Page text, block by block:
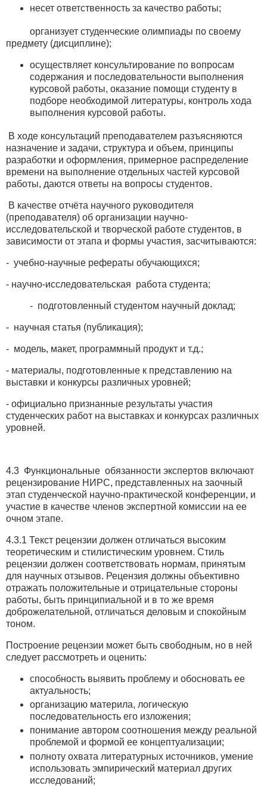
несет ответственность за качество работы;
организует студенческие олимпиады по своему
предмету (дисциплине);
осуществляет консультирование по вопросам
содержания и последовательности выполнения
курсовой работы, оказание помощи студенту в
подборе необходимой литературы, контроль хода
выполнения курсовой работы.
В ходе консультаций преподавателем разъясняются
назначение и задачи, структура и объем, принципы
разработки и оформления, примерное распределение
времени на выполнение отдельных частей курсовой
работы, даются ответы на вопросы студентов.
В качестве отчёта научного руководителя
(преподавателя) об организации научно-
исследовательской и творческой работе студентов, в
зависимости от этапа и формы участия, засчитываются:
- учебно-научные рефераты обучающихся;
- научно-исследовательская работа студента;
- подготовленный студентом научный доклад;
- научная статья (публикация);
- модель, макет, программный продукт и т.д.;
- материалы, подготовленные к представлению на
выставки и конкурсы различных уровней;
- официально признанные результаты участия
студенческих работ на выставках и конкурсах различных
уровней.
4.3 Функциональные обязанности экспертов включают
рецензирование НИРС, представленных на заочный
этап студенческой научно-практической конференции, и
участие в качестве членов экспертной комиссии на ее
очном этапе.
4.3.1 Текст рецензии должен отличаться высоким
теоретическим и стилистическим уровнем. Стиль
рецензии должен соответствовать нормам, принятым
для научных отзывов. Рецензия должны объективно
отражать положительные и отрицательные стороны
работы, быть принципиальной и в то же время
доброжелательной, отличаться деловым и спокойным
тоном.
Построение рецензии может быть свободным, но в ней
следует рассмотреть и оценить:
способность выявить проблему и обосновать ее
актуальность;
организацию материла, логическую
последовательность его изложения;
понимание автором соотношения между реальной
проблемой и формой ее концептуализации;
полноту охвата литературных источников, умение
использовать эмпирический материал других
исследований;